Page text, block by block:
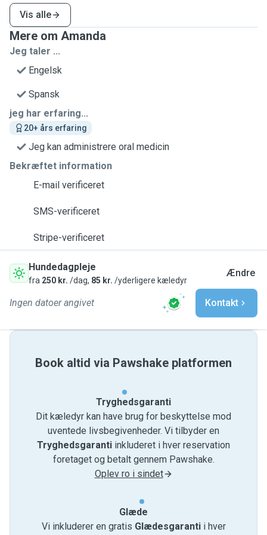
Vis alle
Mere om Amanda
Jeg taler ...
Engelsk
Spansk
jeg har erfaring...
20+ års erfaring
Jeg kan administrere oral medicin
Bekræftet information
E-mail verificeret
SMS-verificeret
Stripe-verificeret
Hundedagpleje
fra 250 kr. /dag, 85 kr. /yderligere kæledyr
Ændre
Ingen datoer angivet Kontakt
Book altid via Pawshake platformen
Tryghedsgaranti
Dit kæledyr kan have brug for beskyttelse mod
uventede livsbegivenheder. Vi tilbyder en
Tryghedsgaranti inkluderet i hver reservation
foretaget og betalt gennem Pawshake.
Oplev ro i sindet
Glæde
Vi inkluderer en gratis Glædesgarantii hver